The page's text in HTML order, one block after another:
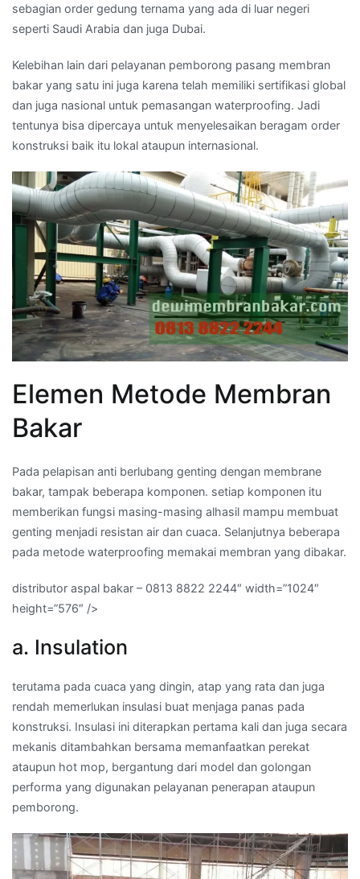
sebagian order gedung ternama yang ada di luar negeri
seperti Saudi Arabia dan juga Dubai.
Kelebihan lain dari pelayanan pemborong pasang membran
bakar yang satu ini juga karena telah memiliki sertifikasi global
dan juga nasional untuk pemasangan waterproofing. Jadi
tentunya bisa dipercaya untuk menyelesaikan beragam order
konstruksi baik itu lokal ataupun internasional.
Elemen Metode Membran
Bakar
Pada pelapisan anti berlubang genting dengan membrane
bakar, tampak beberapa komponen. setiap komponen itu
memberikan fungsi masing-masing alhasil mampu membuat
genting menjadi resistan air dan cuaca. Selanjutnya beberapa
pada metode waterproofing memakai membran yang dibakar.
distributor aspal bakar – 0813 8822 2244″ width=”1024″
height=”576″ />
a. Insulation
terutama pada cuaca yang dingin, atap yang rata dan juga
rendah memerlukan insulasi buat menjaga panas pada
konstruksi. Insulasi ini diterapkan pertama kali dan juga secara
mekanis ditambahkan bersama memanfaatkan perekat
ataupun hot mop, bergantung dari model dan golongan
performa yang digunakan pelayanan penerapan ataupun
pemborong.